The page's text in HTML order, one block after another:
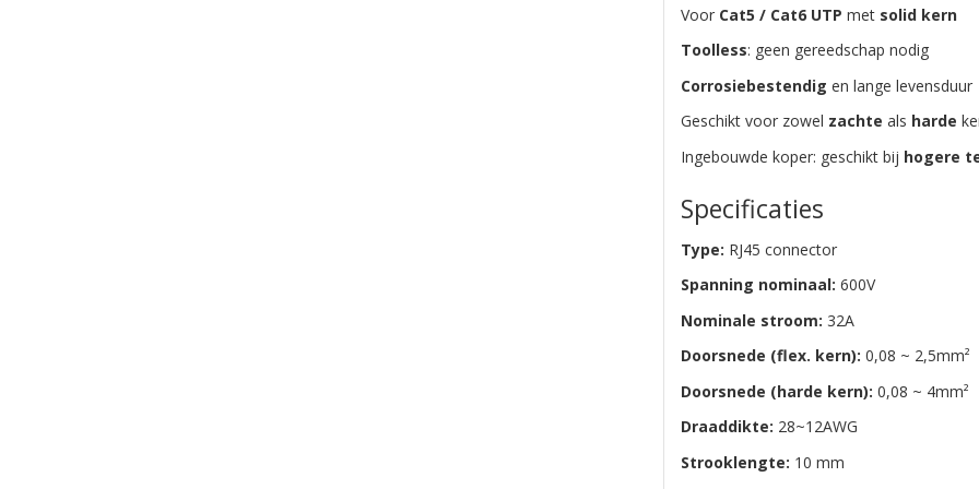
Voor Cat5 / Cat6 UTP met solid kern
Toolless: geen gereedschap nodig
Corrosiebestendig en lange levensduur
Geschikt voor zowel zachte als harde
Ingebouwde koper: geschikt bij hogere
Specificaties
Type: RJ45 connector
Spanning nominaal: 600V
Nominale stroom: 32A
Doorsnede (flex. kern): 0,08 ~ 2,5mm²
Doorsnede (harde kern): 0,08 ~ 4mm²
Draaddikte: 28~12AWG
Strooklengte: 10 mm